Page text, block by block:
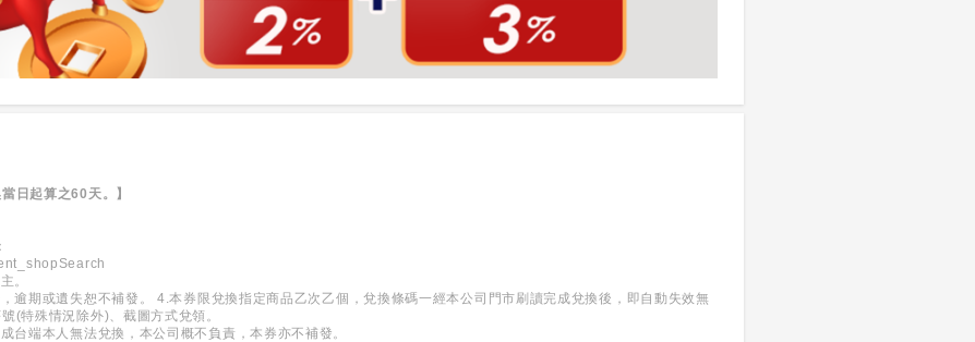
日起算之60天。】
。
逾期或遺失恕不補發。 4.本券限兌換指定商品乙次乙個，兌換條碼一經本公司門市刷讀完成兌換後，即自動失效無
(特殊情況除外)、截圖方式兌領。
台端本人無法兌換，本公司概不負責，本券亦不補發。